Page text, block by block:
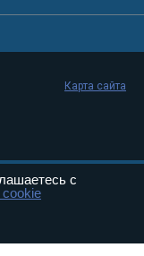
Карта сайта
с